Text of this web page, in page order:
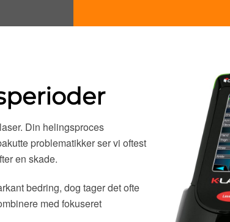
Din helingsproces
problematikker ser vi oftest
en skade.
bedring, dog tager det ofte
med fokuseret